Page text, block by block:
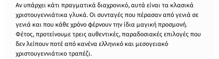
Αν υπάρχει κάτι πραγματικά διαχρονικό, αυτά είναι τα κλασικά
χριστουγεννιάτικα γλυκά. Οι συνταγές που πέρασαν από γενιά σε
γενιά και που κάθε χρόνο φέρνουν την ίδια μαγική προσμονή.
Φέτος, προτείνουμε τρεις αυθεντικές, παραδοσιακές επιλογές που
δεν λείπουν ποτέ από κανένα ελληνικό και μεσογειακό
χριστουγεννιάτικο τραπέζι.